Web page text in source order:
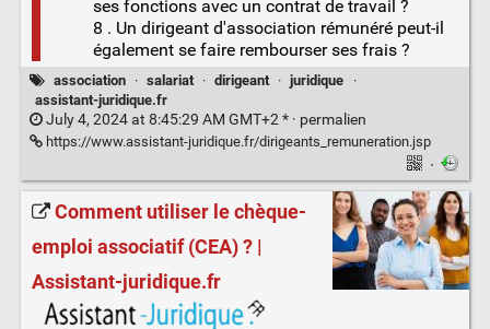
ses fonctions avec un contrat de travail ?
8 . Un dirigeant d'association rémunéré peut-il
également se faire rembourser ses frais ?
association · salariat · dirigeant · juridique
·
assistant-juridique.fr
July 4, 2024 at 8:45:29 AM GMT+2 * · permalien
https://www.assistant-juridique.fr/dirigeants_remuneration.jsp
·
Comment utiliser le chèque-
emploi associatif (CEA) ? |
Assistant-juridique.fr